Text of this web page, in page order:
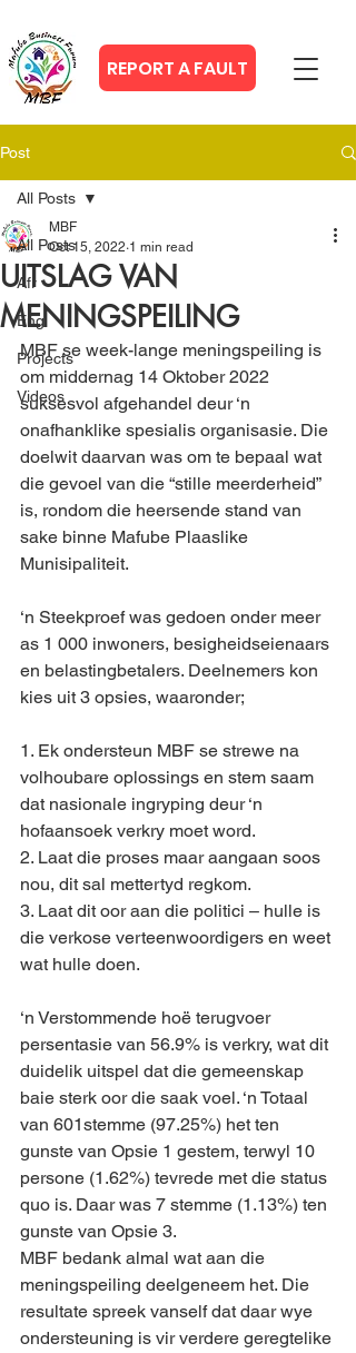
REPORT A FAULT
Post
All Posts
Afr
Eng
Projects
Videos
All Posts
UITSLAG VAN
MENINGSPEILING
MBF
Oct 15, 2022 1 min read
MBF se week-lange meningspeiling is
om middernag 14 Oktober 2022
suksesvol afgehandel deur ‘n
onafhanklike spesialis organisasie. Die
doelwit daarvan was om te bepaal wat
die gevoel van die “stille meerderheid”
is, rondom die heersende stand van
sake binne Mafube Plaaslike
Munisipaliteit.
‘n Steekproef was gedoen onder meer
as 1 000 inwoners, besigheidseienaars
en belastingbetalers. Deelnemers kon
kies uit 3 opsies, waaronder;
1. Ek ondersteun MBF se strewe na
volhoubare oplossings en stem saam
dat nasionale ingryping deur ‘n
hofaansoek verkry moet word.
2. Laat die proses maar aangaan soos
nou, dit sal mettertyd regkom.
3. Laat dit oor aan die politici – hulle is
die verkose verteenwoordigers en weet
wat hulle doen.
‘n Verstommende hoë terugvoer
persentasie van 56.9% is verkry, wat dit
duidelik uitspel dat die gemeenskap
baie sterk oor die saak voel. ‘n Totaal
van 601stemme (97.25%) het ten
gunste van Opsie 1 gestem, terwyl 10
persone (1.62%) tevrede met die status
quo is. Daar was 7 stemme (1.13%) ten
gunste van Opsie 3.
MBF bedank almal wat aan die
meningspeiling deelgeneem het. Die
resultate spreek vanself dat daar wye
ondersteuning is vir verdere geregtelike